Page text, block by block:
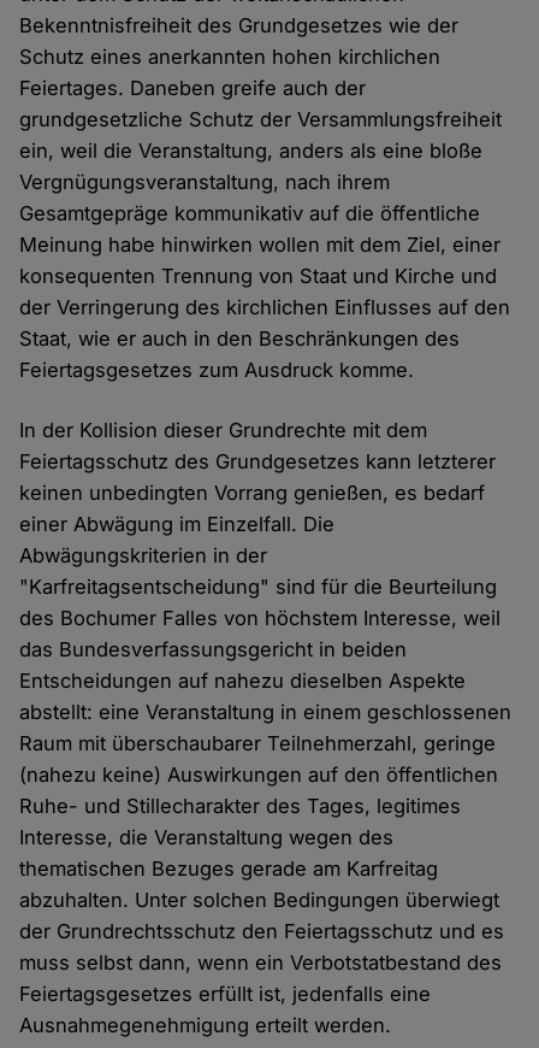
Bekenntnisfreiheit des Grundgesetzes wie der
Schutz eines anerkannten hohen kirchlichen
Feiertages. Daneben greife auch der
grundgesetzliche Schutz der Versammlungsfreiheit
ein, weil die Veranstaltung, anders als eine bloße
Vergnügungsveranstaltung, nach ihrem
Gesamtgepräge kommunikativ auf die öffentliche
Meinung habe hinwirken wollen mit dem Ziel, einer
konsequenten Trennung von Staat und Kirche und
der Verringerung des kirchlichen Einflusses auf den
Staat, wie er auch in den Beschränkungen des
Feiertagsgesetzes zum Ausdruck komme.
In der Kollision dieser Grundrechte mit dem
Feiertagsschutz des Grundgesetzes kann letzterer
keinen unbedingten Vorrang genießen, es bedarf
einer Abwägung im Einzelfall. Die
Abwägungskriterien in der
"Karfreitagsentscheidung" sind für die Beurteilung
des Bochumer Falles von höchstem Interesse, weil
das Bundesverfassungsgericht in beiden
Entscheidungen auf nahezu dieselben Aspekte
abstellt: eine Veranstaltung in einem geschlossenen
Raum mit überschaubarer Teilnehmerzahl, geringe
(nahezu keine) Auswirkungen auf den öffentlichen
Ruhe- und Stillecharakter des Tages, legitimes
Interesse, die Veranstaltung wegen des
thematischen Bezuges gerade am Karfreitag
abzuhalten. Unter solchen Bedingungen überwiegt
der Grundrechtsschutz den Feiertagsschutz und es
muss selbst dann, wenn ein Verbotstatbestand des
Feiertagsgesetzes erfüllt ist, jedenfalls eine
Ausnahmegenehmigung erteilt werden.